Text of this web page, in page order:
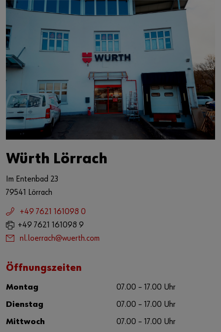
Würth Lörrach
Im Entenbad 23
79541 Lörrach
+49 7621 161098 0
+49 7621 161098 9
nl.loerrach@wuerth.com
Öffnungszeiten
Montag 07.00 – 17.00 Uhr
Dienstag 07.00 – 17.00 Uhr
Mittwoch 07.00 – 17.00 Uhr